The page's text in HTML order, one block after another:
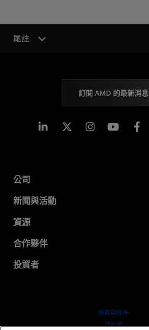
尾註
訂閱 AMD 的最新消息
Linkedin Instagram
公司
關於 AMD
企業責任
招聘
聯絡我們
新聞與活動
新聞室
媒體庫
資源
開發者中心
案例研究
合作夥伴
AMD 合作夥伴中心
投資者
條款與條件
隱私權